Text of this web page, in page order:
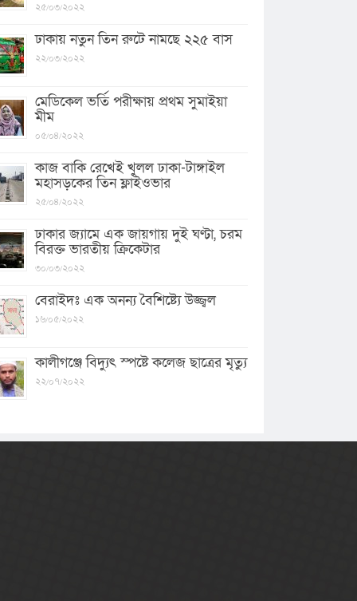
২৫/০৩/২০২২
ঢাকায় নতুন তিন রুটে নামছে ২২৫ বাস
২২/০৩/২০২২
মেডিকেল ভর্তি পরীক্ষায় প্রথম সুমাইয়া
মীম
০৫/০৪/২০২২
কাজ বাকি রেখেই খুলল ঢাকা-টাঙ্গাইল
মহাসড়কের তিন ফ্লাইওভার
২৫/০৪/২০২২
ঢাকার জ্যামে এক জায়গায় দুই ঘণ্টা, চরম
বিরক্ত ভারতীয় ক্রিকেটার
৩০/০৩/২০২২
বেরাইদঃ এক অনন্য বৈশিষ্ট্যে উজ্জ্বল
১৬/০৫/২০২২
কালীগঞ্জে বিদ্যুৎ স্পষ্টে কলেজ ছাত্রের মৃত্যু
২২/০৭/২০২২